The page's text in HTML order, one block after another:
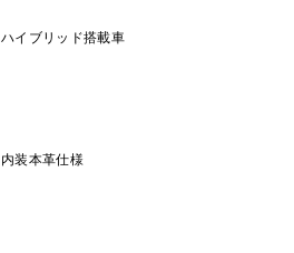
ハイブリッド搭載車
内装本革仕様